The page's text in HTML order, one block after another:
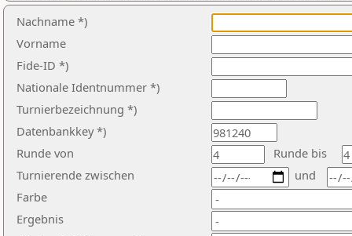
Nachname *)
Vorname
Fide-ID *)
Nationale Identnummer *)
Turnierbezeichnung *)
Datenbankkey *)
Runde von
Runde bis
Turnierende zwischen
Farbe
Ergebnis
und